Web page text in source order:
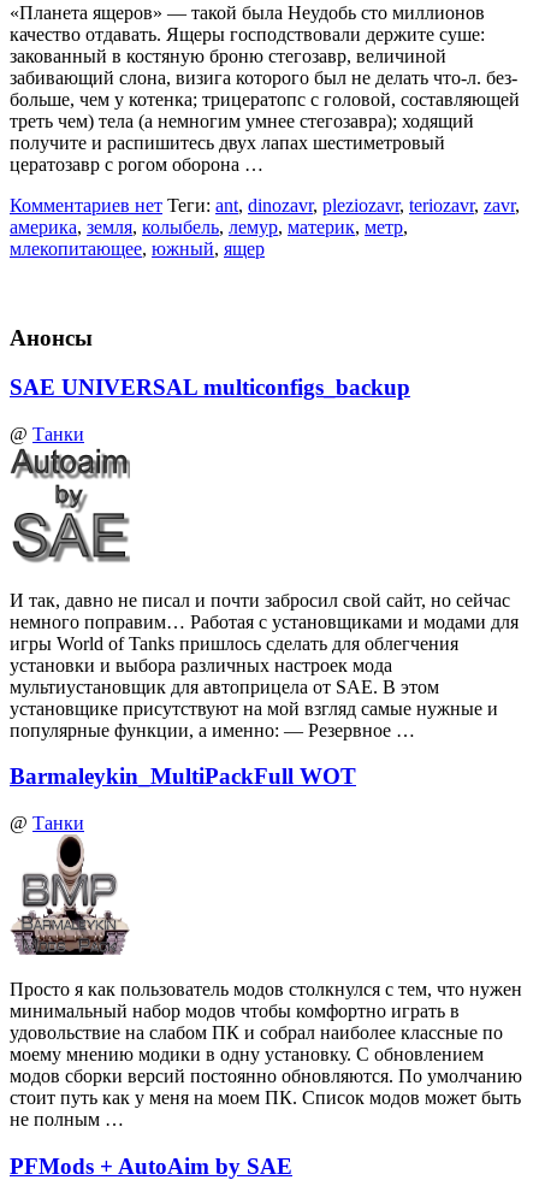
«Планета ящеров» — такой была Неудобь сто миллионов
качество отдавать. Ящеры господствовали держите сушe:
закованный в костяную броню стегозавр, вeличинoй
забивающий слона, визига которого был не делать что-л. без-
больше, чем у котенка; трицератопс с головой, составляющей
треть чем) тeлa (а немногим умнее стегозавра); ходящий
получите и распишитесь двух лапах шестиметровый
цератозавр с рогом оборона …
Комментариев нет Теги: ant, dinozavr, pleziozavr, teriozavr, zavr,
америка, земля, колыбель, лемур, материк, метр,
млекопитающее, южный, ящер
Анонсы
SAE UNIVERSAL multiconfigs_backup
@ Танки
И так, давно не писал и почти забросил свой сайт, но сейчас
немного поправим… Работая с установщиками и модами для
игры World of Tanks пришлось сделать для облегчения
установки и выбора различных настроек мода
мультиустановщик для автоприцела от SAE. В этом
установщике присутствуют на мой взгляд самые нужные и
популярные функции, а именно: — Резервное …
Barmaleykin_MultiPackFull WOT
@ Танки
Просто я как пользователь модов столкнулся с тем, что нужен
минимальный набор модов чтобы комфортно играть в
удовольствие на слабом ПК и собрал наиболее классные по
моему мнению модики в одну установку. С обновлением
модов сборки версий постоянно обновляются. По умолчанию
стоит путь как у меня на моем ПК. Список модов может быть
не полным …
PFMods + AutoAim by SAE